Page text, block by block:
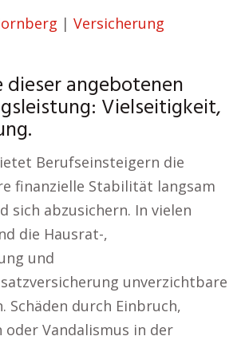
| Versicherung
dieser angebotenen
Vielseitigkeit,
Berufseinsteigern die
finanzielle Stabilität langsam
sich abzusichern. In vielen
die Hausrat-,
und
unverzichtbare
Schäden durch Einbruch,
oder Vandalismus in der